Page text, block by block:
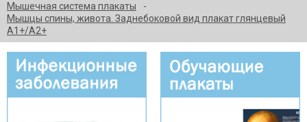
Мышечная система плакаты
Мышцы спины, живота. Заднебоковой вид плакат глянцевый
А1+/А2+